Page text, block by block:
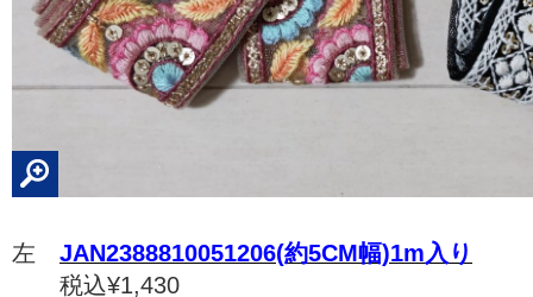
左 JAN2388810051206(約5CM幅)1m入り
税込¥1,430